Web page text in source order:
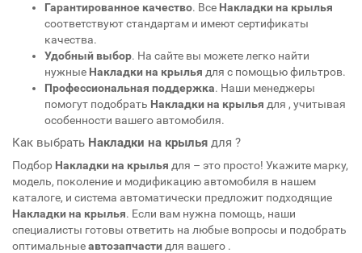
Гарантированное качество. Все Накладки на крылья
соответствуют стандартам и имеют сертификаты
качества.
Удобный выбор. На сайте вы можете легко найти
нужные Накладки на крылья для с помощью фильтров.
Профессиональная поддержка. Наши менеджеры
помогут подобрать Накладки на крылья для , учитывая
особенности вашего автомобиля.
Как выбрать Накладки на крылья для ?
Подбор Накладки на крылья для – это просто! Укажите марку,
модель, поколение и модификацию автомобиля в нашем
каталоге, и система автоматически предложит подходящие
Накладки на крылья. Если вам нужна помощь, наши
специалисты готовы ответить на любые вопросы и подобрать
оптимальныеавтозапчасти для вашего .